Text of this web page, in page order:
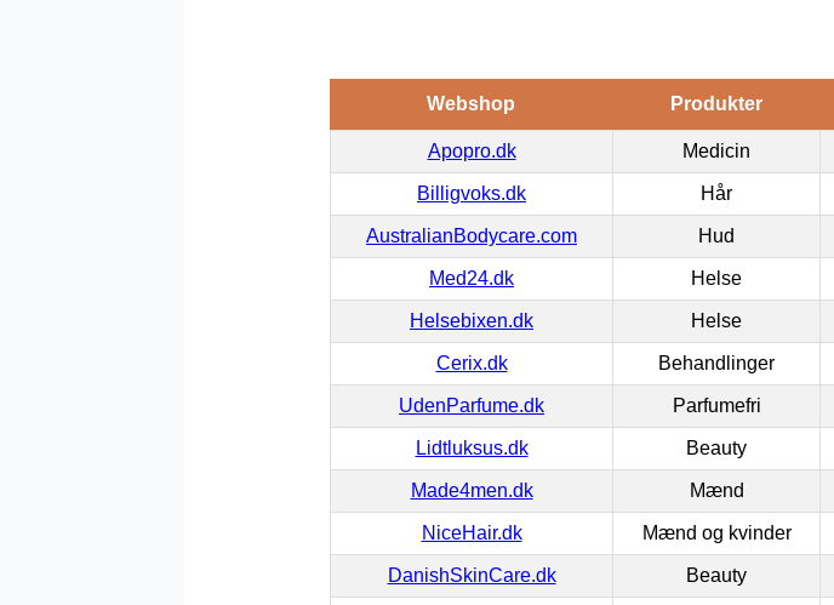
Webshop Produkter
Apopro.dk Medicin
Billigvoks.dk Hår
AustralianBodycare.com Hud
Med24.dk Helse
Helsebixen.dk Helse
Cerix.dk Behandlinger
UdenParfume.dk Parfumefri
Lidtluksus.dk Beauty
Made4men.dk Mænd
NiceHair.dk Mænd og kvinder
DanishSkinCare.dk Beauty